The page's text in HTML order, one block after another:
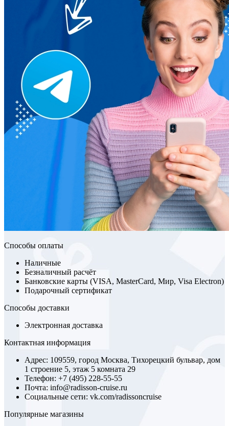
Способы оплаты
Наличные
Безналичный расчёт
Банковские карты (VISA, MasterCard, Мир, Visa Electron)
Подарочный сертификат
Способы доставки
Электронная доставка
Контактная информация
Адрес: 109559, город Москва, Тихорецкий бульвар, дом
1 строение 5, этаж 5 комната 29
Телефон: +7 (495) 228-55-55
Почта: info@radisson-cruise.ru
Социальные сети: vk.com/radissoncruise
Популярные магазины